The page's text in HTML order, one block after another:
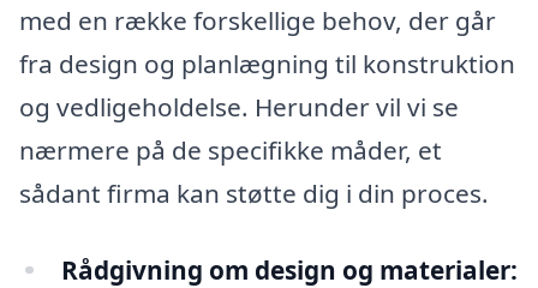
med en række forskellige behov, der går
fra design og planlægning til konstruktion
og vedligeholdelse. Herunder vil vi se
nærmere på de specifikke måder, et
sådant firma kan støtte dig i din proces.
Rådgivning om design og materialer: